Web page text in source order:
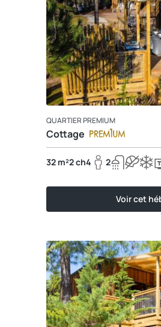
QUARTIER PREMIUM
Cottage
32 m²2 ch4 2
Voir cet